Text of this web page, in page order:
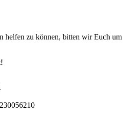
helfen zu können, bitten wir Euch um